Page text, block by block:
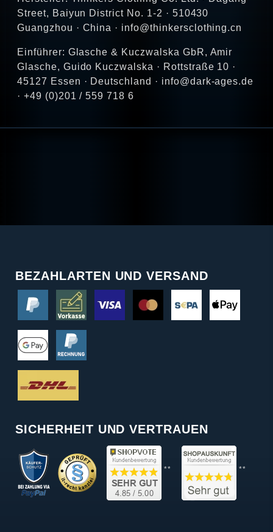
Street, Baiyun District No. 1-2 · 510430
Guangzhou · China · info@thinkersclothing.cn
Einführer: Glasche & Kuczwalska GbR, Amir
Glasche, Guido Kuczwalska · Rottstraße 10 ·
45127 Essen · Deutschland · info@dark-ages.de
· +49 (0)201 / 559 718 6
BEZAHLARTEN UND VERSAND
SICHERHEIT UND VERTRAUEN
** **